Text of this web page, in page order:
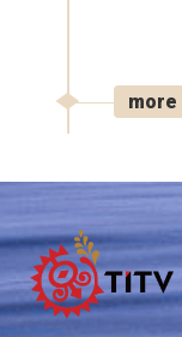
more